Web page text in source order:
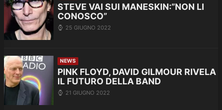
STEVE VAI SUI MANESKIN:”NON LI
CONOSCO”
25 GIUGNO 2022
NEWS
PINK FLOYD, DAVID GILMOUR RIVELA
IL FUTURO DELLA BAND
21 GIUGNO 2022